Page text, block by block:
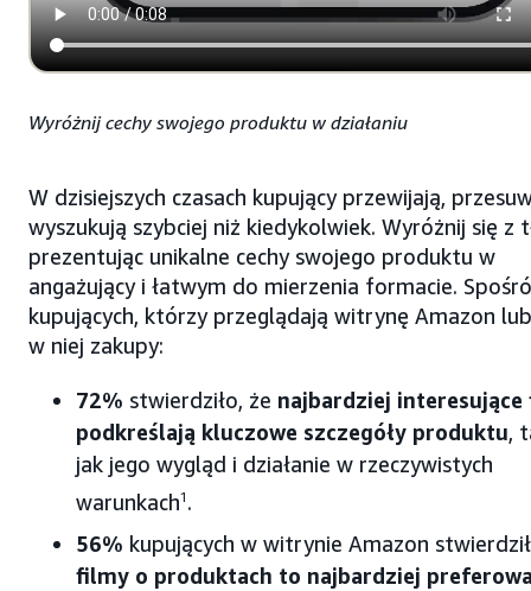
Wyróżnij cechy swojego produktu w działaniu
W dzisiejszych czasach kupujący przewijają,
wyszukują szybciej niż kiedykolwiek. Wyróżnij się z
prezentując unikalne cechy swojego produktu w
angażujący i łatwym do mierzenia formacie.
kupujących, którzy przeglądają witrynę Amazon
w niej zakupy:
72% stwierdziło, że najbardziej
podkreślają kluczowe szczegóły produktu,
jak jego wygląd i działanie w rzeczywistych
warunkach1 .
56% kupujących w witrynie Amazon
filmy o produktach to najbardziej